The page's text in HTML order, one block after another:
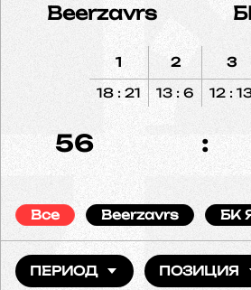
Beerzavrs
1
18 : 21
2
13 : 6
3
12 :
56 :
Все Beerzavrs БК
ПЕРИОД ПОЗИЦИЯ